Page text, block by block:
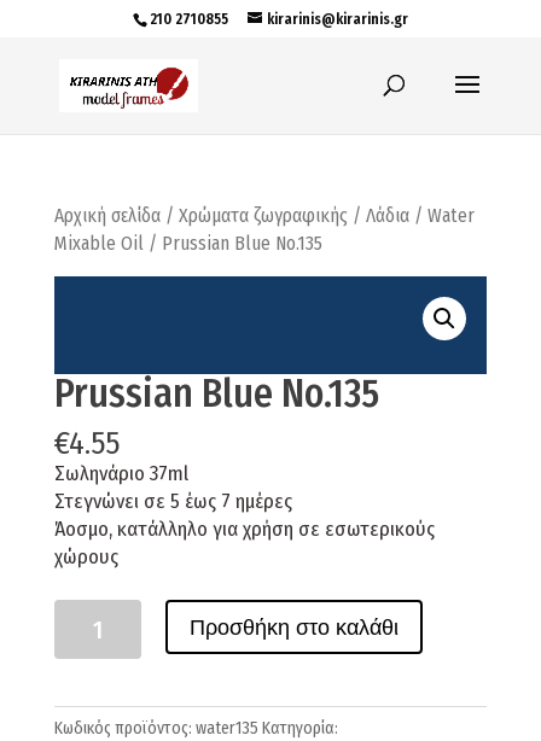
210 2710855 kirarinis@kirarinis.gr
Αρχική σελίδα/ Χρώματα ζωγραφικής / Λάδια/ Water
Mixable Oil/ Prussian Blue No.135
Prussian Blue No.135
€4.55
Σωληνάριο 37ml
Στεγνώνει σε 5 έως 7 ημέρες
Άοσμο, κατάλληλο για χρήση σε εσωτερικούς
χώρους
Προσθήκη στο καλάθι
Κωδικός προϊόντος: water135 Κατηγορία: